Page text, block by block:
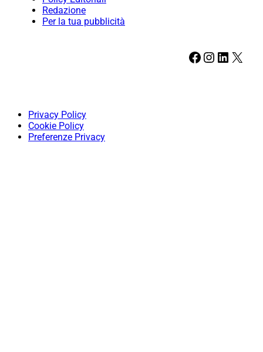
Redazione
Per la tua pubblicità
Facebook Instagram LinkedIn X
Privacy Policy
Cookie Policy
Preferenze Privacy